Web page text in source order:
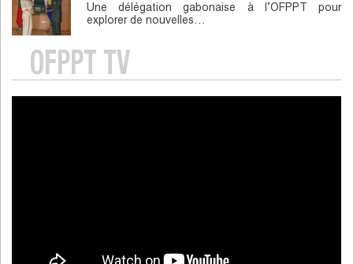
Une délégation gabonaise à l’OFPPT pour
explorer de nouvelles…
OFPPT TV